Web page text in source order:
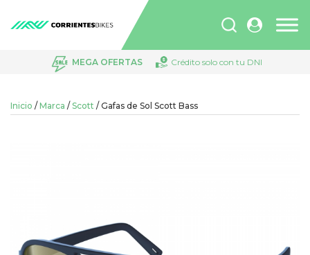
Búsqueda
de
MEGA OFERTAS Crédito solo con tu DNI
Inicio / Marca / Scott / Gafas de Sol Scott Bass